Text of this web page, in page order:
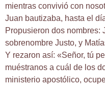
mientras convivió con
Juan bautizaba, hasta el
Propusieron dos nombres:
sobrenombre Justo, y
Y rezaron así: «Señor, tú
muéstranos a cuál de los
ministerio apostólico,